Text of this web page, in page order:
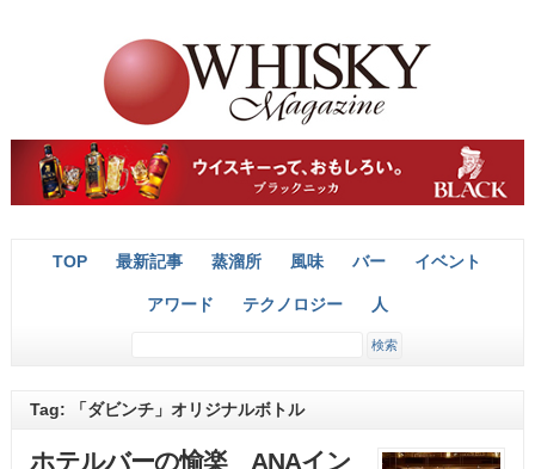
TOP 最新記事 蒸溜所 風味 バー イベント
アワード テクノロジー 人
Tag: 「ダビンチ」オリジナルボトル
ホテルバーの愉楽 ANAイン